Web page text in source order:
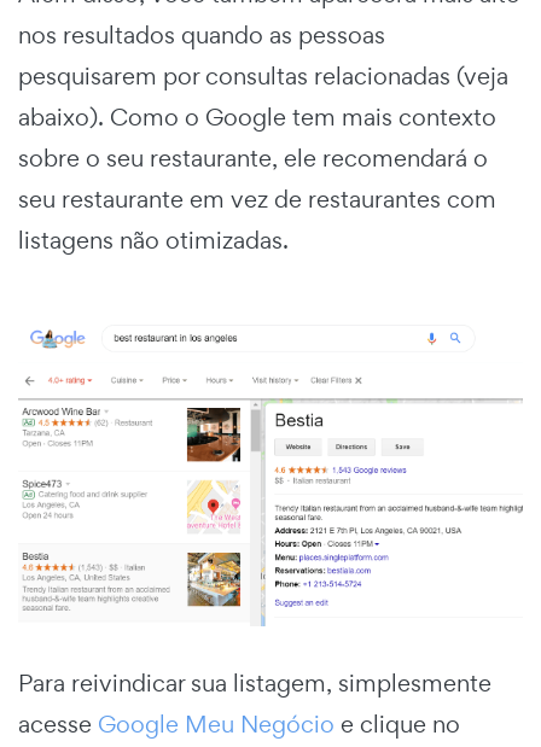
nos resultados quando as pessoas
pesquisarem por consultas relacionadas (veja
abaixo). Como o Google tem mais contexto
sobre o seu restaurante, ele recomendará o
seu restaurante em vez de restaurantes com
listagens não otimizadas.
Para reivindicar sua listagem, simplesmente
acesse Google Meu Negócio e clique no